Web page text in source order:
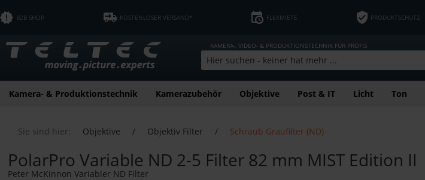
B2B SHOP KOSTENLOSER VERSAND* FLEXMIETE PRODUKTSCHUTZ
KAMERA-, VIDEO- & PRODUKTIONSTECHNIK FÜR PROFIS
Kamera- & Produktionstechnik Kamerazubehör Objektive Post & IT Licht Ton
Sie sind hier: Objektive / Objektiv Filter / Schraub Graufilter (ND)
PolarPro Variable ND 2-5 Filter 82 mm MIST Edition II
Peter McKinnon Variabler ND Filter